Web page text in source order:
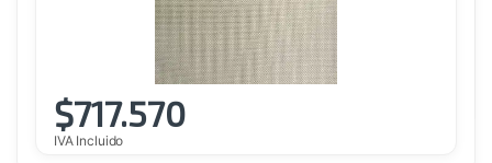
$717.570
IVA Incluido